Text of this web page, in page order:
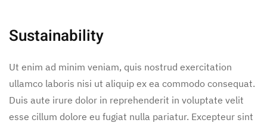
Sustainability
Ut enim ad minim veniam, quis nostrud exercitation
ullamco laboris nisi ut aliquip ex ea commodo consequat.
Duis aute irure dolor in reprehenderit in voluptate velit
esse cillum dolore eu fugiat nulla pariatur. Excepteur sint